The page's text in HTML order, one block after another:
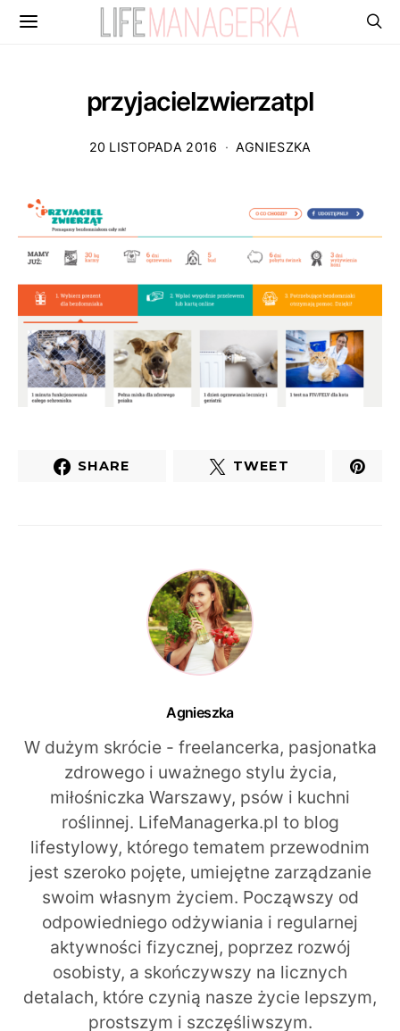
przyjacielzwierzatpl
20 LISTOPADA 2016 AGNIESZKA
SHARE TWEET
Agnieszka
W dużym skrócie - freelancerka, pasjonatka
zdrowego i uważnego stylu życia,
miłośniczka Warszawy, psów i kuchni
roślinnej. LifeManagerka.pl to blog
lifestylowy, którego tematem przewodnim
jest szeroko pojęte, umiejętne zarządzanie
swoim własnym życiem. Począwszy od
odpowiedniego odżywiania i regularnej
aktywności fizycznej, poprzez rozwój
osobisty, a skończywszy na licznych
detalach, które czynią nasze życie lepszym,
prostszym i szczęśliwszym.